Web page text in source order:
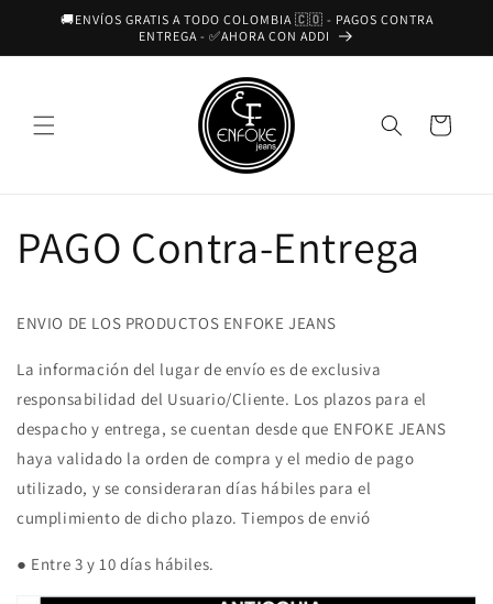
directamente
🚚ENVÍOS GRATIS A TODO COLOMBIA 🇨🇴 - PAGOS CONTRA
ENTREGA - ✅AHORA CON ADDI
Carrito
PAGO Contra-Entrega
ENVIO DE LOS PRODUCTOS ENFOKE JEANS
La información del lugar de envío es de exclusiva
responsabilidad del Usuario/Cliente. Los plazos para el
despacho y entrega, se cuentan desde que ENFOKE JEANS
haya validado la orden de compra y el medio de pago
utilizado, y se consideraran días hábiles para el
cumplimiento de dicho plazo. Tiempos de envió
● Entre 3 y 10 días hábiles.